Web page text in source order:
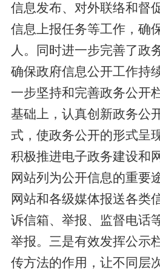
信息发布、对外联络和督
信息上报任务等工作，确
人。同时进一步完善了政
确保政府信息公开工作持
一步坚持和完善政务公开
基础上，认真创新政务公
式，使政务公开的形式呈
积极推进电子政务建设和
网站列为公开信息的重要
网站和各级媒体报送各类
诉信箱、举报、监督电话
举报。三是有效发挥公示
传方法的作用，让不同层